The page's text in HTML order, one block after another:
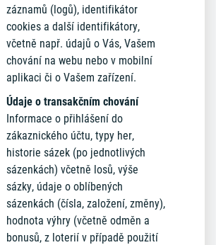
záznamů (logů), identifikátor
cookies a další identifikátory,
včetně např. údajů o Vás, Vašem
chování na webu nebo v mobilní
aplikaci či o Vašem zařízení.
Údaje o transakčním chování
Informace o přihlášení do
zákaznického účtu, typy her,
historie sázek (po jednotlivých
sázenkách) včetně losů, výše
sázky, údaje o oblíbených
sázenkách (čísla, založení, změny),
hodnota výhry (včetně odměn a
bonusů, z loterií v případě použití